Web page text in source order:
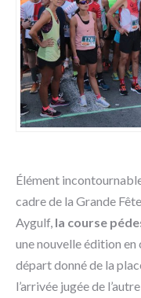
Élément
cadre de la Grande
Aygulf, la course
une nouvelle édition
départ donné de la
l’arrivée jugée de